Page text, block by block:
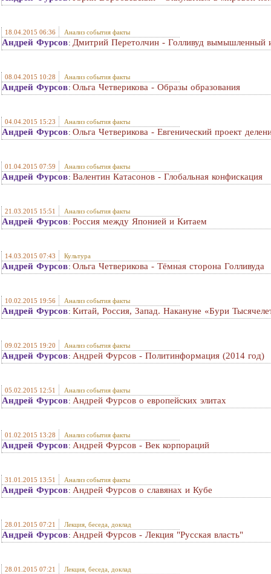
18.04.2015 06:36 Анализ события факты
Андрей Фурсов: Дмитрий Перетолчин - Голливуд вымышленный
08.04.2015 10:28 Анализ события факты
Андрей Фурсов: Ольга Четверикова - Образы образования
04.04.2015 15:23 Анализ события факты
Андрей Фурсов: Ольга Четверикова - Евгенический проект
01.04.2015 07:59 Анализ события факты
Андрей Фурсов: Валентин Катасонов - Глобальная конфискация
21.03.2015 15:51 Анализ события факты
Андрей Фурсов: Россия между Японией и Китаем
14.03.2015 07:43 Культура
Андрей Фурсов: Ольга Четверикова - Тёмная сторона Голливуда
10.02.2015 19:56 Анализ события факты
Андрей Фурсов: Китай, Россия, Запад. Накануне «Бури
09.02.2015 19:20 Анализ события факты
Андрей Фурсов: Андрей Фурсов - Политинформация (2014 год)
05.02.2015 12:51 Анализ события факты
Андрей Фурсов: Андрей Фурсов о европейских элитах
01.02.2015 13:28 Анализ события факты
Андрей Фурсов: Андрей Фурсов - Век корпораций
31.01.2015 13:51 Анализ события факты
Андрей Фурсов: Андрей Фурсов о славянах и Кубе
28.01.2015 07:21 Лекция, беседа, доклад
Андрей Фурсов: Андрей Фурсов - Лекция "Русская власть"
28.01.2015 07:21 Лекция, беседа, доклад